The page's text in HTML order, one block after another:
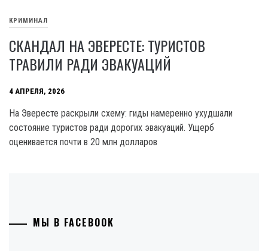
КРИМИНАЛ
СКАНДАЛ НА ЭВЕРЕСТЕ: ТУРИСТОВ
ТРАВИЛИ РАДИ ЭВАКУАЦИЙ
4 АПРЕЛЯ, 2026
На Эвересте раскрыли схему: гиды намеренно ухудшали
состояние туристов ради дорогих эвакуаций. Ущерб
оценивается почти в 20 млн долларов
МЫ В FACEBOOK